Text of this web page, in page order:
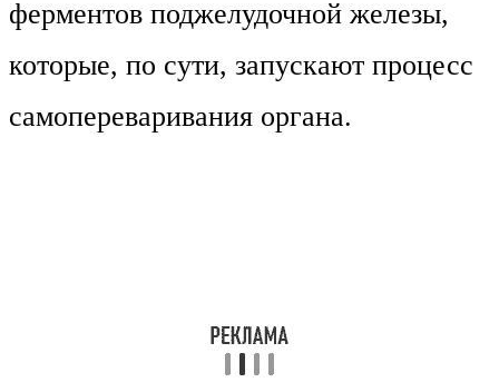
ферментов поджелудочной железы,
которые, по сути, запускают процесс
самопереваривания органа.